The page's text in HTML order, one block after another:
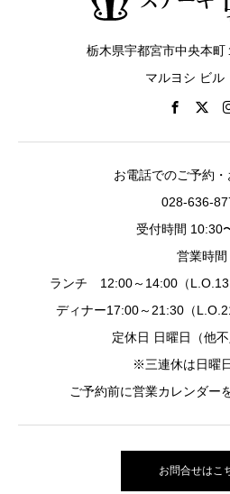
栃木県宇都宮市中央本町
マルヨシ ビ
お電話でのご予約
028-636-
受付時間 10:30
営業時間
ランチ 12:00～14:00（
ディナー17:00～21:30（
定休日 日曜日（他不
※三連休は日曜
ご予約前に営業カレンダー
お問合せはこ